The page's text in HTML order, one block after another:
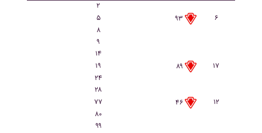
۲
۵
۹۳
۶
۸
۹
۱۴
۱۹
۸۹
۱۷
۲۴
۲۸
۷۷
۴۶
۱۲
۸۰
۹۹